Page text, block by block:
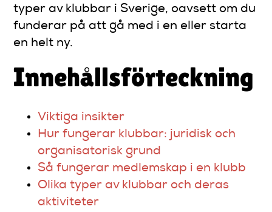
typer av klubbar i Sverige, oavsett om du
funderar på att gå med i en eller starta
en helt ny.
Innehållsförteckning
Viktiga insikter
Hur fungerar klubbar: juridisk och
organisatorisk grund
Så fungerar medlemskap i en klubb
Olika typer av klubbar och deras
aktiviteter